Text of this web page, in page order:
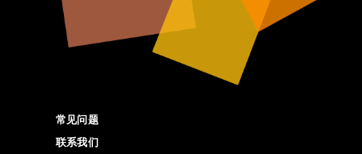
常见问题
联系我们